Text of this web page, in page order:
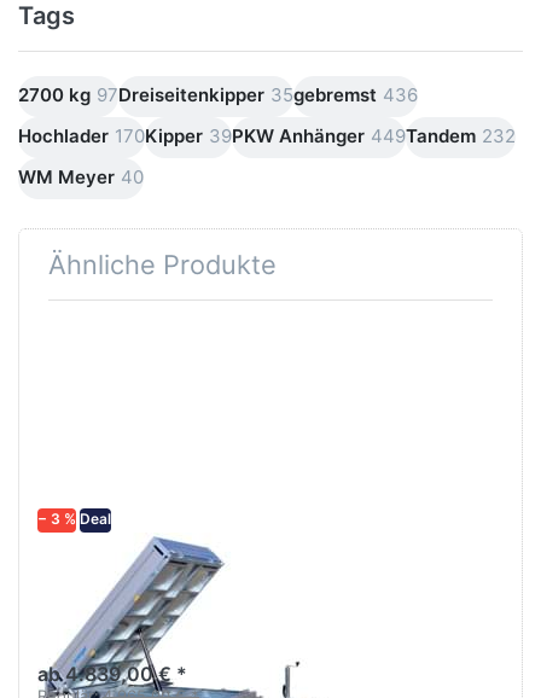
Tags
2700 kg 97Dreiseitenkipper 35gebremst 436
Hochlader 170Kipper 39PKW Anhänger 449Tandem 232
WM Meyer 40
Ähnliche Produkte
− 3 % Deal
HKCR 2727/170
Breiter 2,7 tonner
Rückärtskipper mit
Pendelbordwand
ab 4.839,00 € *